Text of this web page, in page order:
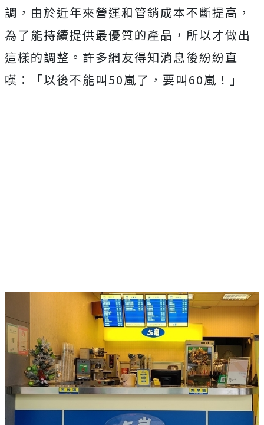
調，由於近年來營運和管銷成本不斷提高，
為了能持續提供最優質的產品，所以才做出
這樣的調整。 許多網友得知消息後紛紛直
嘆：「以後不能叫50嵐了，要叫60嵐！」